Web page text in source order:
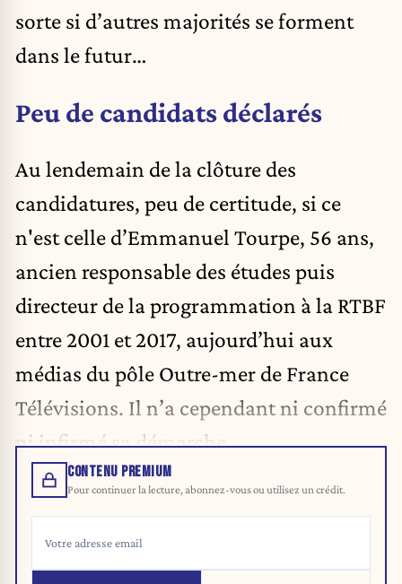
sorte si d’autres majorités se forment
dans le futur…
Peu de candidats déclarés
Au lendemain de la clôture des
candidatures, peu de certitude, si ce
n'est celle d’Emmanuel Tourpe, 56 ans,
ancien responsable des études puis
directeur de la programmation à la RTBF
entre 2001 et 2017, aujourd’hui aux
médias du pôle Outre-mer de France
Télévisions. Il n’a cependant ni confirmé
ni infirmé sa démarche.
CONTENU PREMIUM
Pour continuer la lecture, abonnez-vous ou utilisez un crédit.